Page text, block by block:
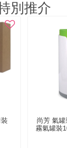
別推介
尚芳 氣
霧氣罐裝